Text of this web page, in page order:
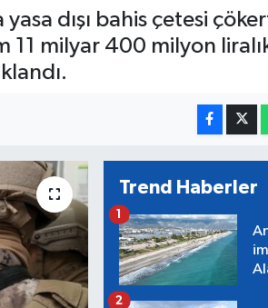
dışı bahis çetesi
11 milyar 400 milyon
Trend Haberler
1
2